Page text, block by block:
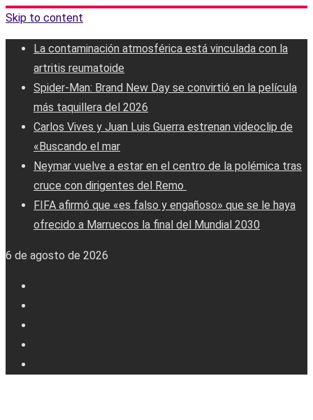
Skip to content
La contaminación atmosférica está vinculada con la
artritis reumatoide
Spider-Man: Brand New Day se convirtió en la película
más taquillera del 2026
Carlos Vives y Juan Luis Guerra estrenan videoclip de
«Buscando el mar
Neymar vuelve a estar en el centro de la polémica tras
cruce con dirigentes del Remo ‎
FIFA afirmó que «es falso y engañoso» que se le haya
ofrecido a Marruecos la final del Mundial 2030
6 de agosto de 2026